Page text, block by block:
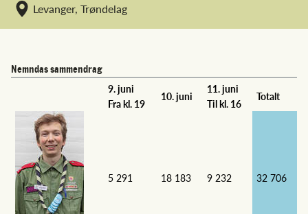
Levanger, Trøndelag
Nemndas sammendrag
9. juni
Fra kl. 19
10. juni
11. juni
Til kl. 16
Totalt
5 291 18 183 9 232 32 706